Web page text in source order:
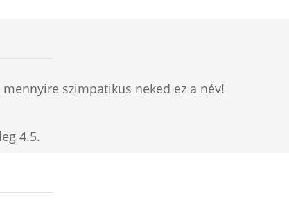
szimpatikus neked ez a név!
4.5.